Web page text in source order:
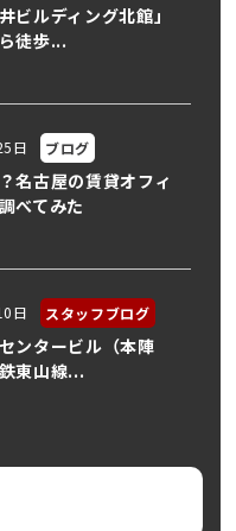
ビルディング北館」
徒歩...
日 ブログ
名古屋の賃貸オフィ
べてみた
日 スタッフブログ
ンタービル（本陣
東山線...